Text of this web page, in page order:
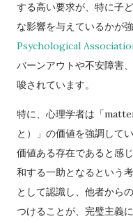
する高い要求が、特に子
な影響を与えているかが
Psychological
バーンアウトや不安障害
唆されています。
特に、心理学者は「
と）」の価値を強調して
価値ある存在であると感
和する一助となるという
として認識し、他者から
つけることが、完璧主義